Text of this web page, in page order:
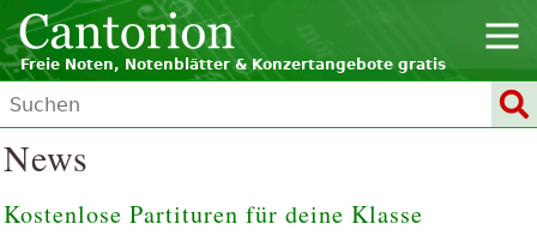
Freie Noten, Notenblätter & Konzertangebote gratis
News
Kostenlose Partituren für deine Klasse